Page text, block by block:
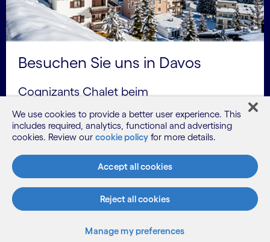
Besuchen Sie uns in Davos
Cognizants Chalet beim
Promenade 68 zwischen Merantix und
dem Central Sporthotel befinden.
We use cookies to provide a better user experience. This
includes required, analytics, functional and advertising
cookies. Review our cookie policy for more details.
Accept all cookies
Reject all cookies
Manage my preferences